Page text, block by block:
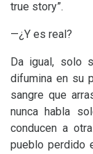
true story”.
—¿Y es real?
Da igual, solo
difumina en su
sangre que
nunca habla
conducen a
pueblo perdido